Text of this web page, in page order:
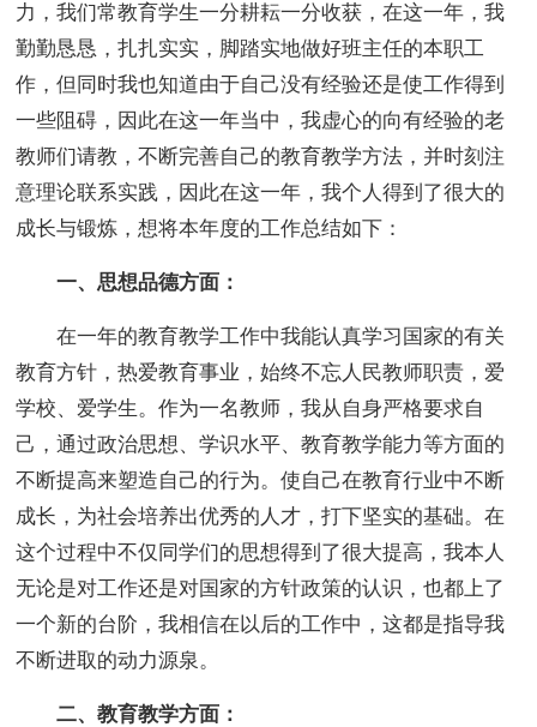
力，我们常教育学生一分耕耘一分收获，在这一年，我
勤勤恳恳，扎扎实实，脚踏实地做好班主任的本职工
作，但同时我也知道由于自己没有经验还是使工作得到
一些阻碍，因此在这一年当中，我虚心的向有经验的老
教师们请教，不断完善自己的教育教学方法，并时刻注
意理论联系实践，因此在这一年，我个人得到了很大的
成长与锻炼，想将本年度的工作总结如下：
一、思想品德方面：
在一年的教育教学工作中我能认真学习国家的有关
教育方针，热爱教育事业，始终不忘人民教师职责，爱
学校、爱学生。作为一名教师，我从自身严格要求自
己，通过政治思想、学识水平、教育教学能力等方面的
不断提高来塑造自己的行为。使自己在教育行业中不断
成长，为社会培养出优秀的人才，打下坚实的基础。在
这个过程中不仅同学们的思想得到了很大提高，我本人
无论是对工作还是对国家的方针政策的认识，也都上了
一个新的台阶，我相信在以后的工作中，这都是指导我
不断进取的动力源泉。
二、教育教学方面：